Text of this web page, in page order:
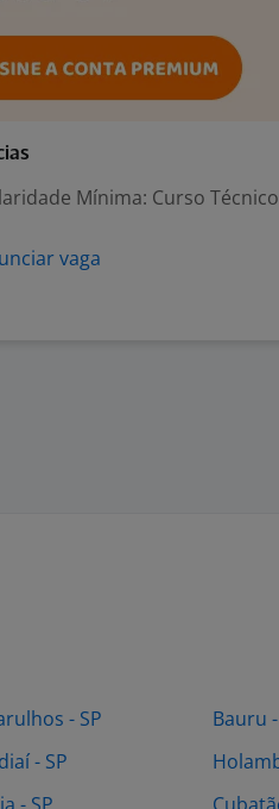
Mínima: Curso Técnico
vaga
- SP
- SP
Bauru -